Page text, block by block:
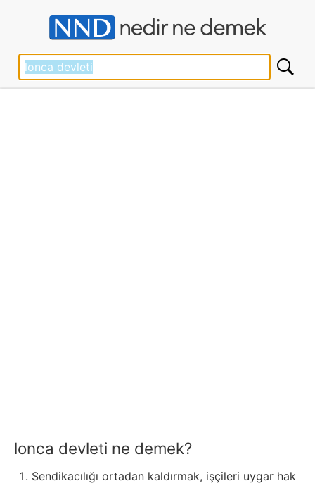
lonca devleti ne demek?
Sendikacılığı ortadan kaldırmak, işçileri uygar hak